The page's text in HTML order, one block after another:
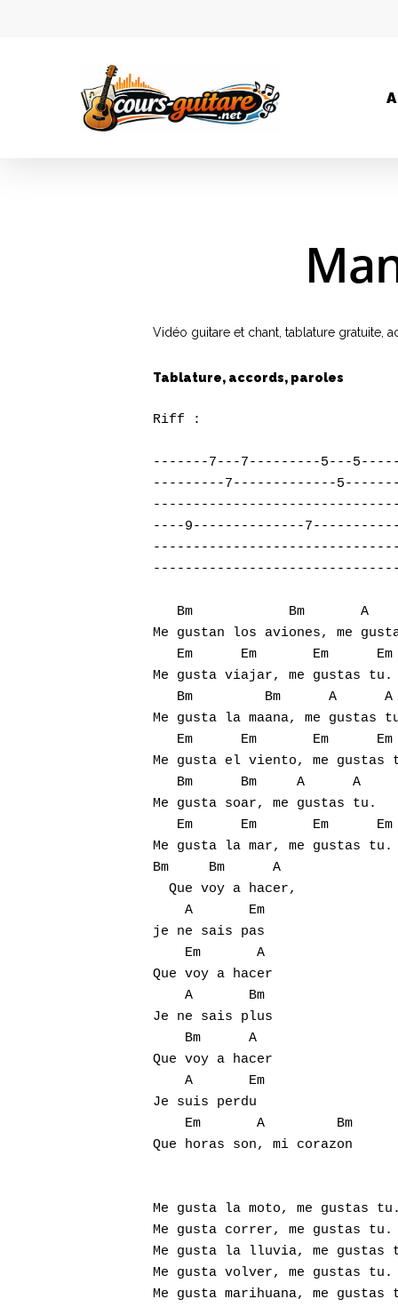
A
Vidéo guitare et chant, tablature gratuite,
Tablature, accords, paroles
Riff :
-------7---7---------5---
---------7-------------
----9--------------
Bm            Bm       A
Me gustan los aviones, me
   Em      Em       Em      Em
Me gusta viajar, me gustas tu.
   Bm         Bm      A      A
Me gusta la maana, me gustas
   Em      Em       Em      Em
Me gusta el viento, me gustas
   Bm      Bm     A      A
Me gusta soar, me gustas tu.
   Em      Em       Em      Em
Me gusta la mar, me gustas tu.
Bm     Bm      A
  Que voy a hacer,
    A       Em
je ne sais pas
    Em       A
Que voy a hacer
    A       Bm
Je ne sais plus
    Bm      A
Que voy a hacer
    A       Em
Je suis perdu
    Em       A         Bm
Que horas son, mi corazon
Me gusta la moto,
Me gusta correr,
Me gusta la lluvia,
Me gusta volver,
Me gusta